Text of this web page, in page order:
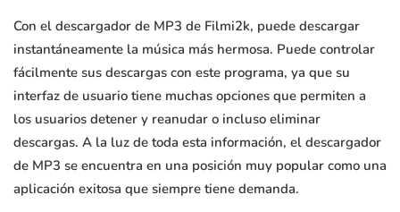
Con el descargador de MP3 de Filmi2k, puede descargar
instantáneamente la música más hermosa. Puede controlar
fácilmente sus descargas con este programa, ya que su
interfaz de usuario tiene muchas opciones que permiten a
los usuarios detener y reanudar o incluso eliminar
descargas. A la luz de toda esta información, el descargador
de MP3 se encuentra en una posición muy popular como una
aplicación exitosa que siempre tiene demanda.